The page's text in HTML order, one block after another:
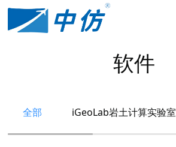
软件
全部 iGeoLab岩土计算实验室